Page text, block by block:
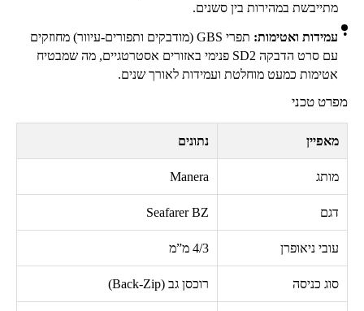
מתייבשת במהירות בין סשנים.
עמידות ואטימות: תפרי GBS(מודבקים ותפורים-עיוור) מחוזקים
עם סרט הדבקה SD2 פנימי באזורים אסטרטגיים, מה שמבטיח
אטימות כמעט מוחלטת ועמידות לאורך שנים.
מפרט טכני
מאפיין נתונים
מותג Manera
דגם Seafarer BZ
עובי ניאופרן 4/3מ”מ
סוג כניסה רוכסן גב (Back-Zip
)